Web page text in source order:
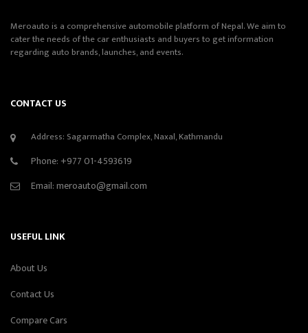
Meroauto is a comprehensive automobile platform of Nepal. We aim to
cater the needs of the car enthusiasts and buyers to get information
regarding auto brands, launches, and events.
CONTACT US
Address: Sagarmatha Complex, Naxal, Kathmandu
Phone: +977 01-4593619
Email:meroauto@gmail.com
USEFUL LINK
About Us
Contact Us
Compare Cars